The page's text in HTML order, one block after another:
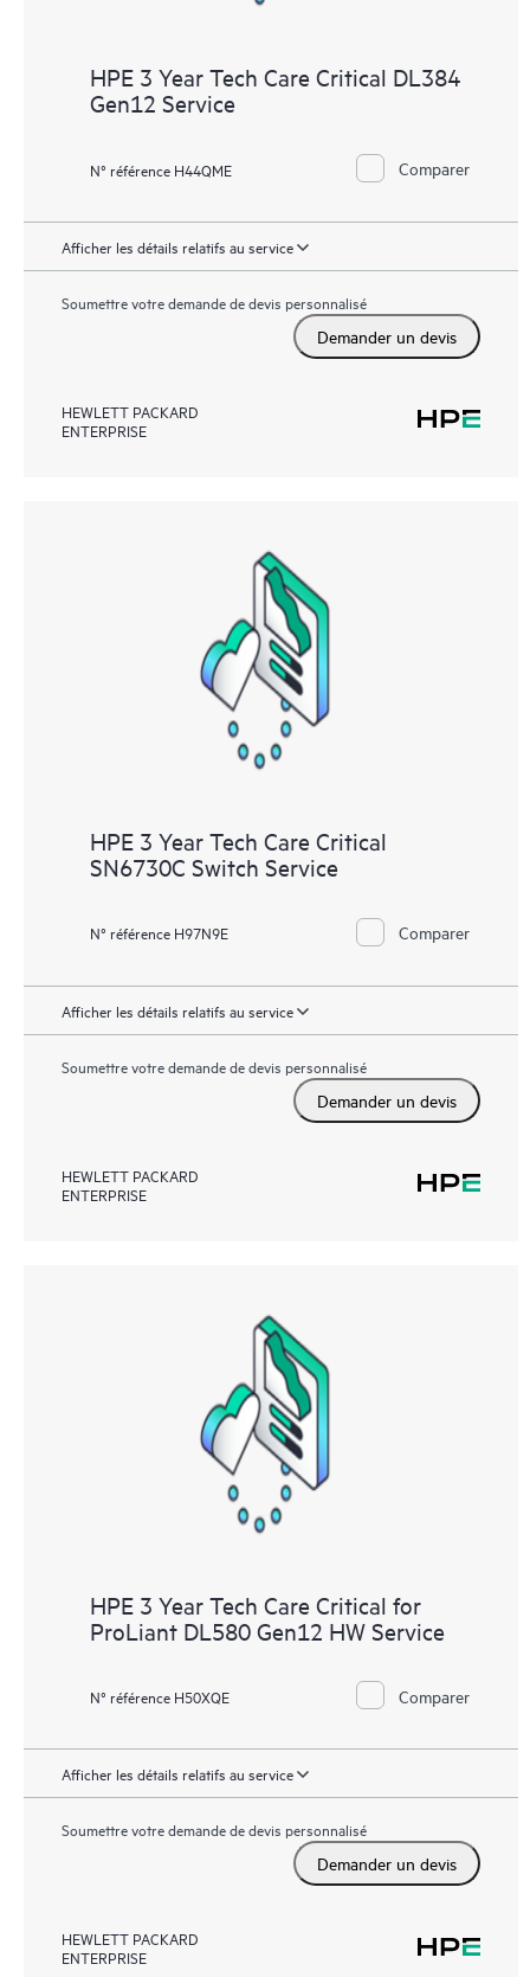
HPE 3 Year Tech Care Critical DL384
Gen12 Service
N° référence H44QME Comparer
Afficher les détails relatifs au service
Soumettre votre demande de devis personnalisé
Demander un devis
HEWLETT PACKARD
ENTERPRISE
HPE 3 Year Tech Care Critical
SN6730C Switch Service
N° référence H97N9E Comparer
Afficher les détails relatifs au service
Soumettre votre demande de devis personnalisé
Demander un devis
HEWLETT PACKARD
ENTERPRISE
HPE 3 Year Tech Care Critical for
ProLiant DL580 Gen12 HW Service
N° référence H50XQE Comparer
Afficher les détails relatifs au service
Soumettre votre demande de devis personnalisé
Demander un devis
HEWLETT PACKARD
ENTERPRISE